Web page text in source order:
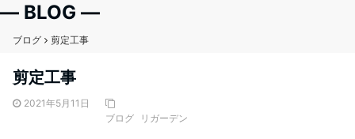
n
― BLOG ―
ブログ 剪定工事
剪定工事
2021年5月11日
ブログ
リガーデン